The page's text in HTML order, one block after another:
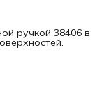
ручкой 38406 в